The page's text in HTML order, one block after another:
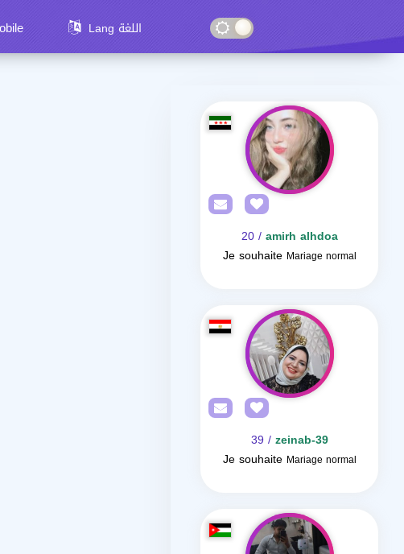
Lang اللغة
amirh alhdoa
/ 20
Je souhaite Mariage normal
zeinab-39
/ 39
Je souhaite Mariage normal